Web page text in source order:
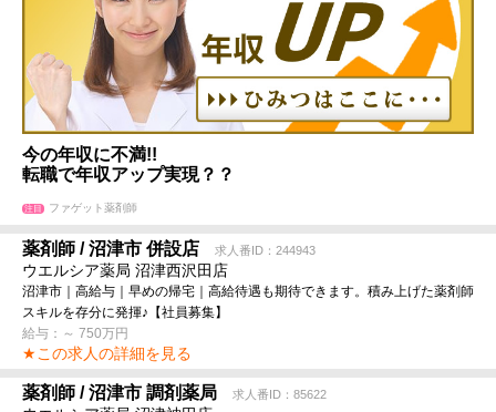
今の年収に不満!!
転職で年収アップ実現？？
注目 ファゲット薬剤師
薬剤師 / 沼津市 併設店 求人番ID：244943
ウエルシア薬局 沼津西沢田店
沼津市｜高給与｜早めの帰宅｜高給待遇も期待できます。積み上げた薬剤師
スキルを存分に発揮♪【社員募集】
給与：～ 750万円
★この求人の詳細を見る
薬剤師 / 沼津市 調剤薬局 求人番ID：85622